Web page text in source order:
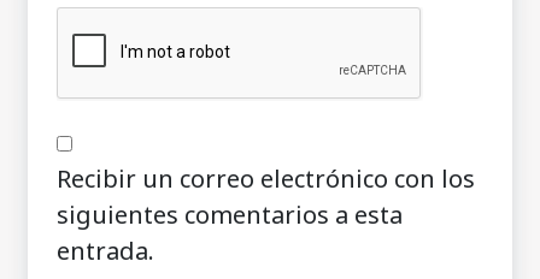
Recibir un correo electrónico con los
siguientes comentarios a esta
entrada.